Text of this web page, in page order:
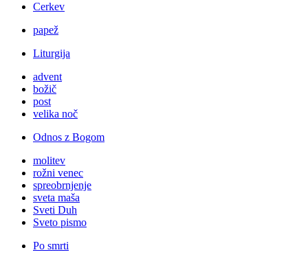
Cerkev
papež
Liturgija
advent
božič
post
velika noč
Odnos z Bogom
molitev
rožni venec
spreobrnjenje
sveta maša
Sveti Duh
Sveto pismo
Po smrti